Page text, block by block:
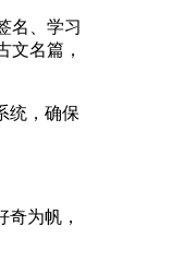
名、学习
文名篇，
统，确保
为帆，